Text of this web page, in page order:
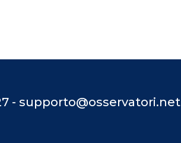
- supporto@osservatori.net